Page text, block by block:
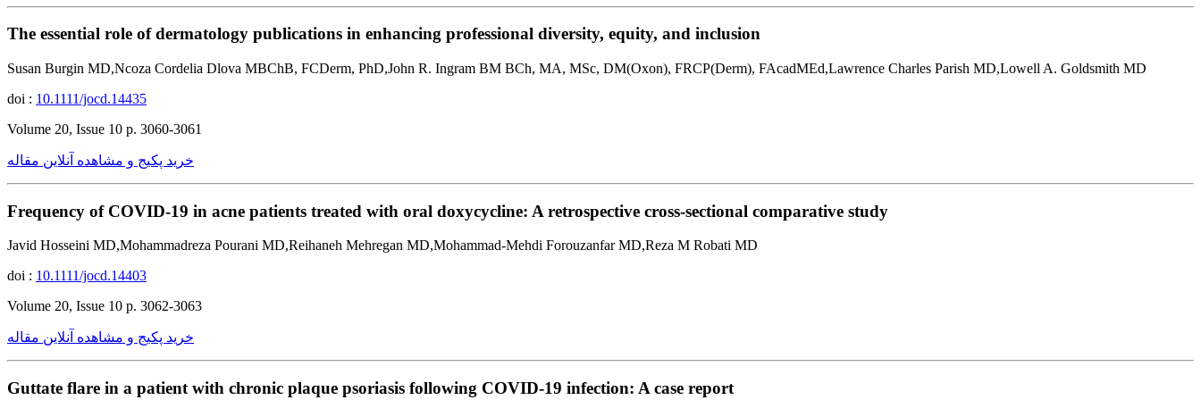
The essential role of dermatology publications in enhancing professional diversity, equity, and inclusion
Susan Burgin MD,Ncoza Cordelia Dlova MBChB, FCDerm, PhD,John R. Ingram BM BCh, MA, MSc, DM(Oxon), FRCP(Derm), FAcadMEd,Lawrence Charles Parish MD,Lowell A. Goldsmith MD
doi : 10.1111/jocd.14435
Volume 20, Issue 10 p. 3060-3061
خرید پکیج و مشاهده آنلاین مقاله
Frequency of COVID-19 in acne patients treated with oral doxycycline: A retrospective cross-sectional comparative study
Javid Hosseini MD,Mohammadreza Pourani MD,Reihaneh Mehregan MD,Mohammad-Mehdi Forouzanfar MD,Reza M Robati MD
doi : 10.1111/jocd.14403
Volume 20, Issue 10 p. 3062-3063
خرید پکیج و مشاهده آنلاین مقاله
Guttate flare in a patient with chronic plaque psoriasis following COVID-19 infection: A case report